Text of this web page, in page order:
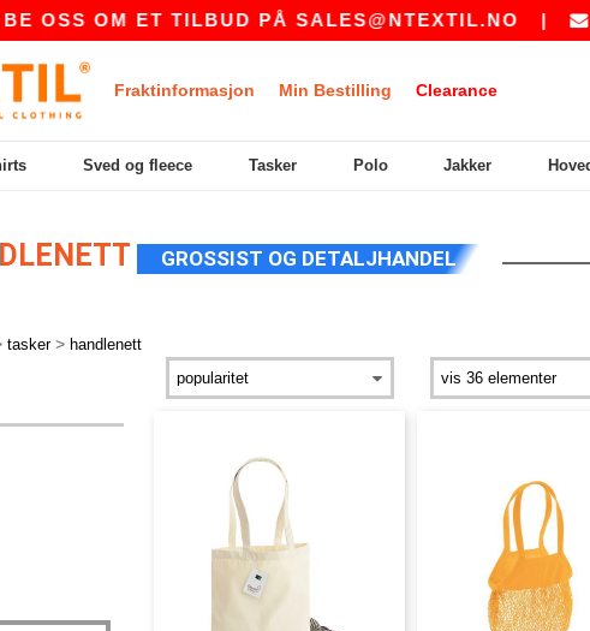
ET TILBUD PÅSALES@NTEXTIL.NO| KJØPER
Fraktinformasjon Min Bestilling Clearance
Sved og fleece Tasker Polo Jakker
GROSSIST OG DETALJHANDEL
tasker > handlenett